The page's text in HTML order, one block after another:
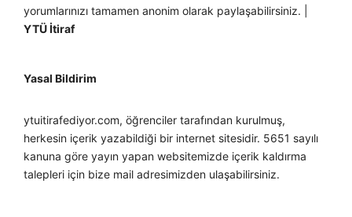
yorumlarınızı tamamen anonim olarak paylaşabilirsiniz. |
YTÜ İtiraf
Yasal Bildirim
ytuitirafediyor.com, öğrenciler tarafından kurulmuş,
herkesin içerik yazabildiği bir internet sitesidir. 5651 sayılı
kanuna göre yayın yapan websitemizde içerik kaldırma
talepleri için bize mail adresimizden ulaşabilirsiniz.